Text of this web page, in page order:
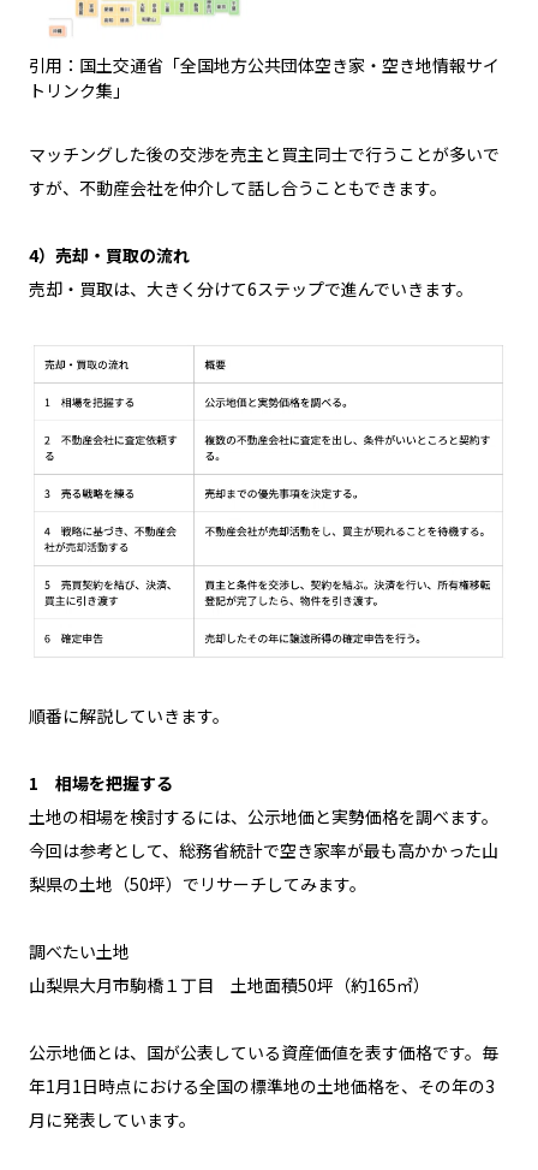
引用：国土交通省「全国地方公共団体空き家・空き地情報サイ
トリンク集」
マッチングした後の交渉を売主と買主同士で行うことが多いで
すが、不動産会社を仲介して話し合うこともできます。
4）売却・買取の流れ
売却・買取は、大きく分けて6ステップで進んでいきます。
順番に解説していきます。
1 相場を把握する
土地の相場を検討するには、公示地価と実勢価格を調べます。
今回は参考として、総務省統計で空き家率が最も高かかった山
梨県の土地（50坪）でリサーチしてみます。
調べたい土地
山梨県大月市駒橋１丁目 土地面積50坪（約165㎡）
公示地価とは、国が公表している資産価値を表す価格です。毎
年1月1日時点における全国の標準地の土地価格を、その年の3
月に発表しています。